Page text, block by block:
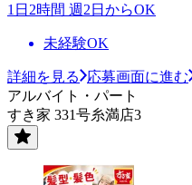
1日2時間 週2日からOK
未経験OK
詳細を見る
応募画面に進む
アルバイト・パート
すき家 331号糸満店3